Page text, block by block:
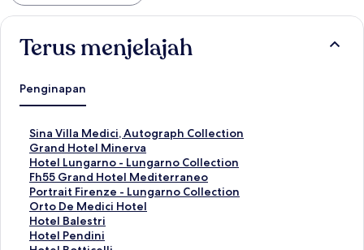
Terus menjelajah
Penginapan
Sina Villa Medici, Autograph Collection
T
a
u
t
a
n
S
t
Grand Hotel Minerva
T
a
u
t
a
n
S
Hotel Lungarno - Lungarno Collection
T
a
u
t
a
n
Fh55 Grand Hotel Mediterraneo
T
a
u
t
a
Portrait Firenze - Lungarno Collection
T
a
u
t
Orto De Medici Hotel
T
a
u
Hotel Balestri
T
a
Hotel Pendini
T